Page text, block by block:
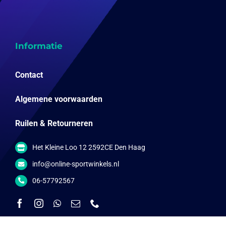
Informatie
Contact
Algemene voorwaarden
Ruilen & Retourneren
Het Kleine Loo 12 2592CE Den Haag
info@online-sportwinkels.nl
06-57792567